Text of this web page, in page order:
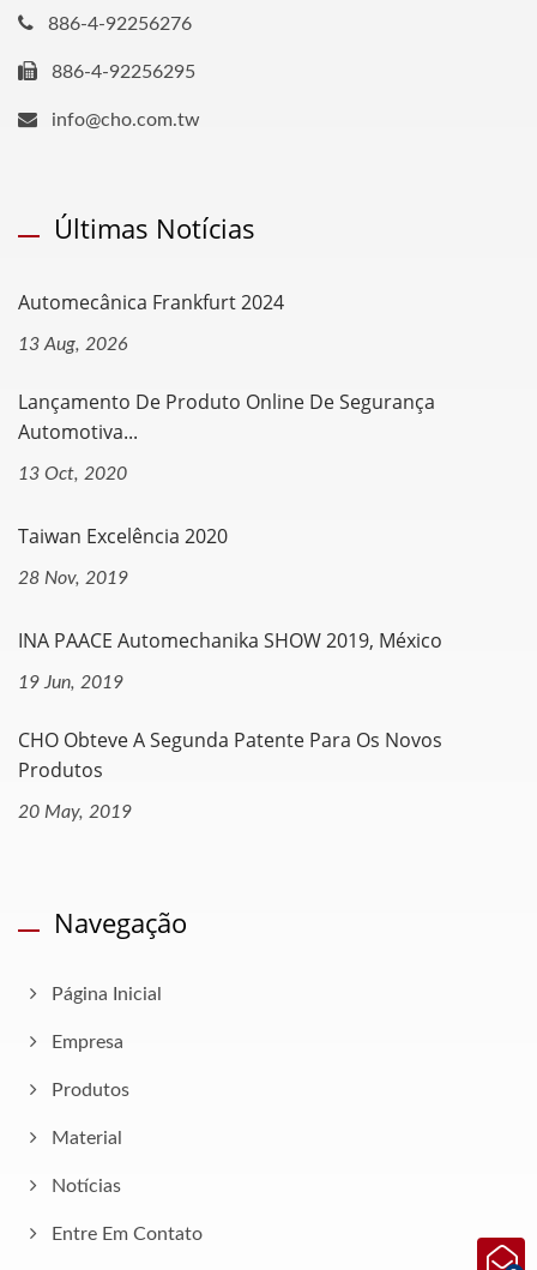
886-4-92256276
886-4-92256295
info@cho.com.tw
Últimas Notícias
Automecânica Frankfurt 2024
13 Aug, 2026
Lançamento De Produto Online De Segurança
Automotiva...
13 Oct, 2020
Taiwan Excelência 2020
28 Nov, 2019
INA PAACE Automechanika SHOW 2019, México
19 Jun, 2019
CHO Obteve A Segunda Patente Para Os Novos
Produtos
20 May, 2019
Navegação
Página Inicial
Empresa
Produtos
Material
Notícias
Entre Em Contato